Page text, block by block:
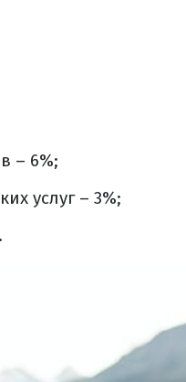
– 6%;
услуг – 3%;